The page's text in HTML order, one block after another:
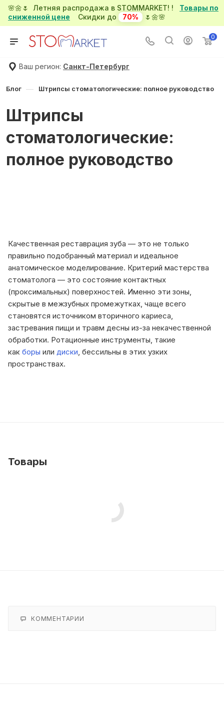
🌸🌼🌷 Летняя распродажа в STOMMARKET! ! Товары по
сниженной цене Скидки до 70% 🌷🌼🌸
0
Ваш регион: Санкт-Петербург
Блог — Штрипсы стоматологические: полное руководство
Штрипсы
стоматологические:
полное руководство
Качественная реставрация зуба — это не только
правильно подобранный материал и идеальное
анатомическое моделирование. Критерий мастерства
стоматолога — это состояние контактных
(проксимальных) поверхностей. Именно эти зоны,
скрытые в межзубных промежутках, чаще всего
становятся источником вторичного кариеса,
застревания пищи и травм десны из-за некачественной
обработки. Ротационные инструменты, такие
как боры или диски, бессильны в этих узких
пространствах.
Товары
КОММЕНТАРИИ